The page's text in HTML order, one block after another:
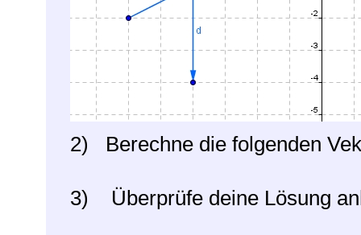
2) Berechne die folgenden
3) Überprüfe deine Lösung